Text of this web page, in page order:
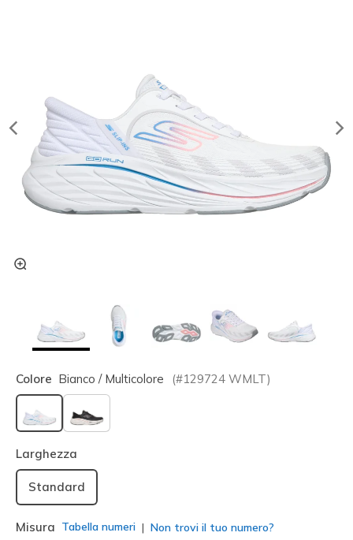
Colore Bianco / Multicolore (#129724 WMLT)
selezionato
Larghezza
Standard
Misura Tabella numeri Non trovi il tuo numero?